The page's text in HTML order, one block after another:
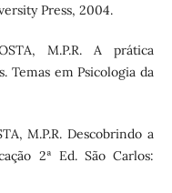
Press, 2004.
M.P.R. A prática
Temas em Psicologia da
M.P.R. Descobrindo a
2ª Ed. São Carlos: